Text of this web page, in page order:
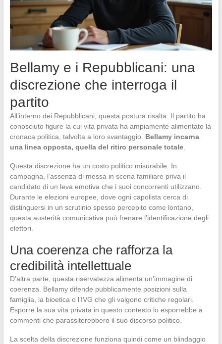
Bellamy e i Repubblicani: una
discrezione che interroga il
partito
All’interno dei Repubblicani, questa postura risalta. Il partito ha
conosciuto figure la cui vita privata ha ampiamente alimentato la
cronaca politica, talvolta a loro svantaggio. Bellamy incarna
una linea opposta, quella del ritiro personale totale.
Questa discrezione ha un costo politico misurabile. In
campagna, l’assenza di messa in scena familiare priva il
candidato di un leva emotiva che i suoi concorrenti utilizzano.
Durante le elezioni europee, dove ogni capolista cerca di
distinguersi in un scrutinio spesso percepito come lontano,
questa austerità comunicativa può frenare l’identificazione degli
elettori.
Una coerenza che rafforza la
credibilità intellettuale
D’altra parte, questa riservatezza alimenta un’immagine di
coerenza. Bellamy difende pubblicamente posizioni sulla
famiglia, la bioetica o l’IVG che gli valgono critiche regolari.
Esporre la sua vita privata in questo contesto lo esporrebbe a
commenti che parassiterebbero il suo discorso politico.
La scelta della discrezione funziona quindi come un blindaggio